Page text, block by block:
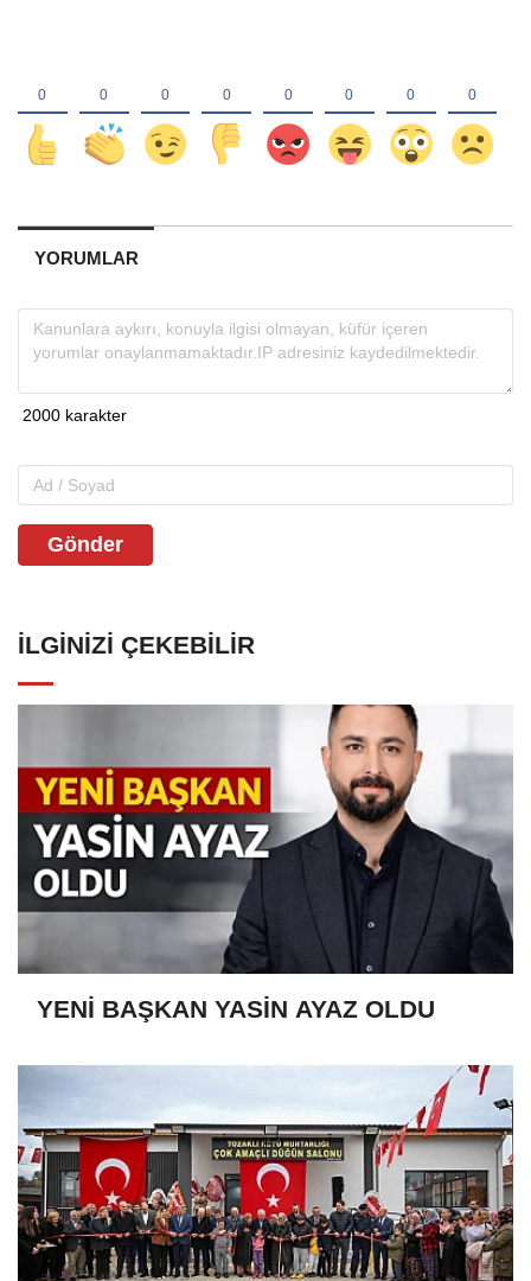
YORUMLAR
Gönder
İLGINIZI ÇEKEBILIR
YENİ BAŞKAN YASİN AYAZ OLDU